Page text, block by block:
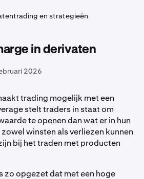
en strategieën
in derivaten
2026
trading mogelijk met een
stelt traders in staat om
te openen dan wat er in hun
winsten als verliezen kunnen
bij het traden met producten
zo opgezet dat met een hoge